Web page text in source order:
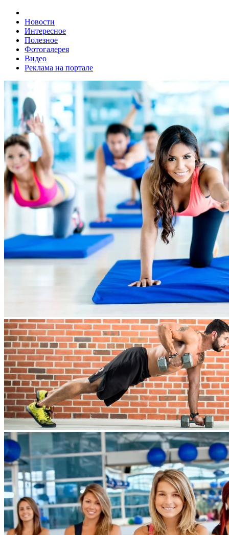
Новости
Интересное
Полезное
Фотогалерея
Видео
Реклама на портале